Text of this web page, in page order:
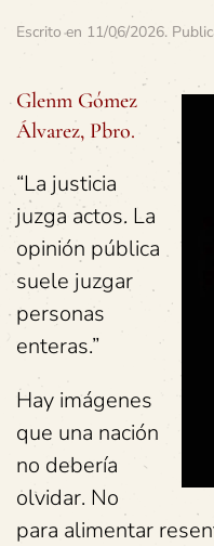
Escrito en 11/06/2026.
Glenm Gómez
Álvarez, Pbro.
“La justicia
juzga actos. La
opinión pública
suele juzgar
personas
enteras.”
Hay imágenes
que una nación
no debería
olvidar. No
para alimentar